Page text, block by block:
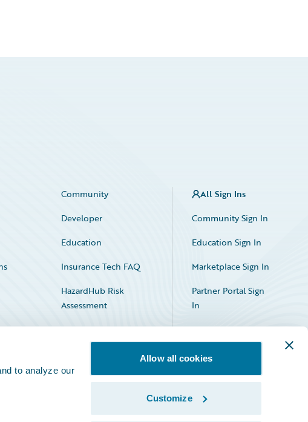
to analyze our
Allow all cookies
Customize
Community
Developer
Education
Insurance Tech FAQ
HazardHub Risk
Assessment
All Sign Ins
Community Sign In
Education Sign In
Marketplace Sign In
Partner Portal Sign
In